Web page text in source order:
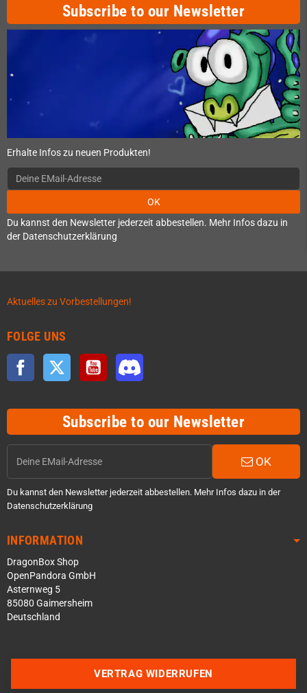
Subscribe to our Newsletter
Erhalte Infos zu neuen Produkten!
OK
Du kannst den Newsletter jederzeit abbestellen. Mehr Infos dazu in
der Datenschutzerklärung
Aktuelles zu Vorbestellungen!
FOLGE UNS
Facebook Twitter YouTube
Subscribe to our Newsletter
OK
Du kannst den Newsletter jederzeit abbestellen. Mehr Infos dazu in der
Datenschutzerklärung
INFORMATION
DragonBox Shop
OpenPandora GmbH
Asternweg 5
85080 Gaimersheim
Deutschland
VERTRAG WIDERRUFEN